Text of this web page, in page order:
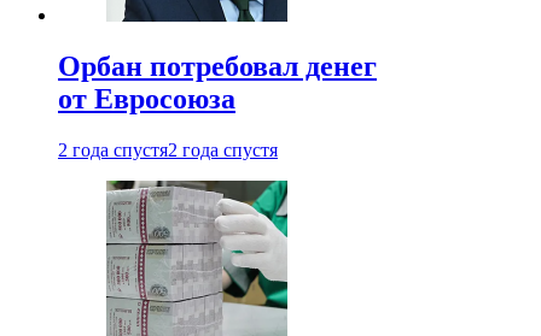
Орбан потребовал денег
от Евросоюза
2 года спустя2 года спустя